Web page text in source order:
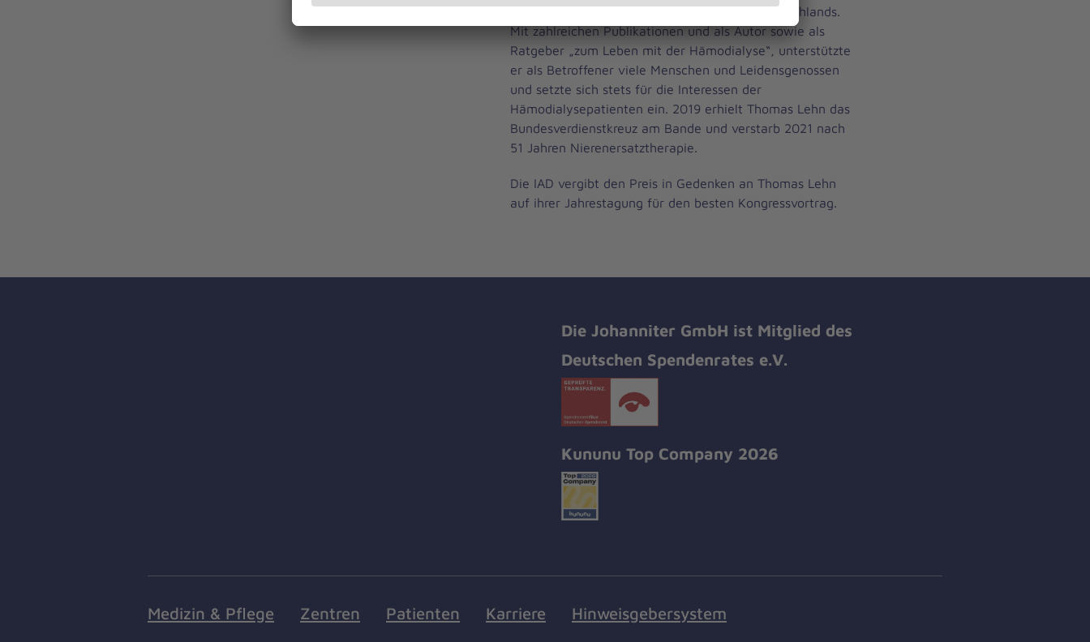
einer der ersten dialysepflichtigen Kinder Deutschlands.
Mit zahlreichen Publikationen und als Autor sowie als
Ratgeber „zum Leben mit der Hämodialyse“, unterstützte
er als Betroffener viele Menschen und Leidensgenossen
und setzte sich stets für die Interessen der
Hämodialysepatienten ein. 2019 erhielt Thomas Lehn das
Bundesverdienstkreuz am Bande und verstarb 2021 nach
51 Jahren Nierenersatztherapie.
Die IAD vergibt den Preis in Gedenken an Thomas Lehn
auf ihrer Jahrestagung für den besten Kongressvortrag.
Die Johanniter GmbH ist Mitglied des
Deutschen Spendenrates e.V.
Kununu Top Company 2026
Medizin & Pflege Zentren Patienten Karriere Hinweisgebersystem